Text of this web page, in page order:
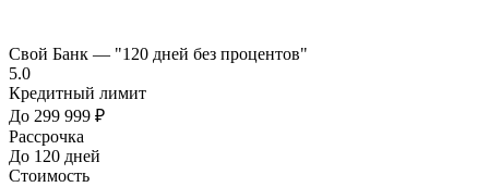
Свой Банк — "120 дней без процентов"
5.0
Кредитный лимит
До 299 999 ₽
Рассрочка
До 120 дней
Стоимость